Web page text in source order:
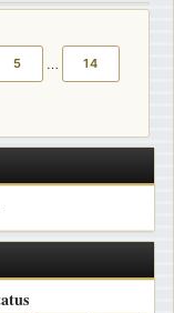
5 … 14